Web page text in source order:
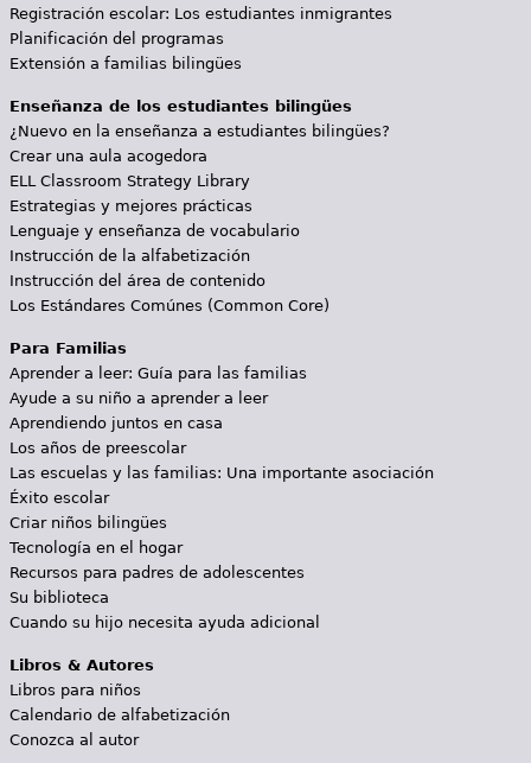
Registración escolar: Los estudiantes inmigrantes
Planificación del programas
Extensión a familias bilingües
Enseñanza de los estudiantes bilingües
¿Nuevo en la enseñanza a estudiantes bilingües?
Crear una aula acogedora
ELL Classroom Strategy Library
Estrategias y mejores prácticas
Lenguaje y enseñanza de vocabulario
Instrucción de la alfabetización
Instrucción del área de contenido
Los Estándares Comúnes (Common Core)
Para Familias
Aprender a leer: Guía para las familias
Ayude a su niño a aprender a leer
Aprendiendo juntos en casa
Los años de preescolar
Las escuelas y las familias: Una importante asociación
Éxito escolar
Criar niños bilingües
Tecnología en el hogar
Recursos para padres de adolescentes
Su biblioteca
Cuando su hijo necesita ayuda adicional
Libros & Autores
Libros para niños
Calendario de alfabetización
Conozca al autor